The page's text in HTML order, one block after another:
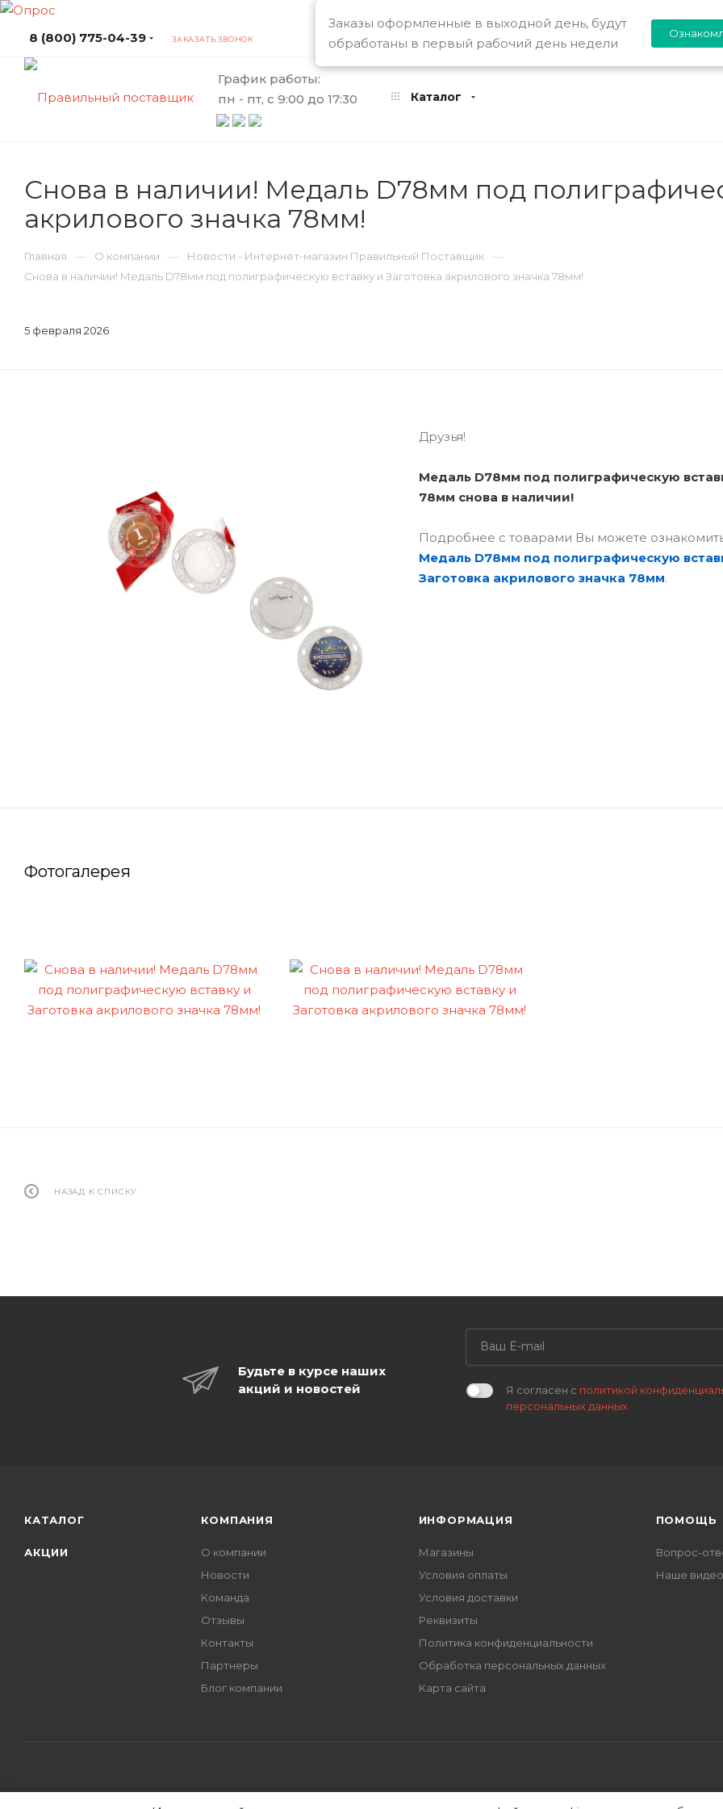
8 (800) 775-04-39 ЗАКАЗАТЬ ЗВОНОК Акции Новости
График работы:
пн - пт, с 9:00 до 17:30
Каталог
Снова в наличии! Медаль D78мм под
акрилового значка 78мм!
Главная — О компании — Новости - Интернет-магазин Правильный Поставщик —
Снова в наличии! Медаль D78мм под полиграфическую вставку и Заготовка акрилового значка 78мм!
5 февраля 2026
Друзья!
Медаль D78мм под полиграфическую
78мм снова в наличии!
Подробнее с товарами Вы можете
Медаль D78мм под полиграфическую
Заготовка акрилового значка 78мм.
Фотогалерея
НАЗАД К СПИСКУ
Будьте в курсе наших
акций и новостей
Я согласен с политикой
персональных данных
КАТАЛОГ
АКЦИИ
КОМПАНИЯ
О компании
Новости
Команда
Отзывы
Контакты
Партнеры
Блог компании
ИНФОРМАЦИЯ
Магазины
Условия оплаты
Условия доставки
Реквизиты
Политика конфиденциальности
Обработка персональных данных
Карта сайта
ПОМОЩЬ
Вопрос-
Наше видео
2007 - 2026 © Компания «Правильный Поставщик».
Заказы оформленные в выходной день, будут
обработаны в первый рабочий день недели